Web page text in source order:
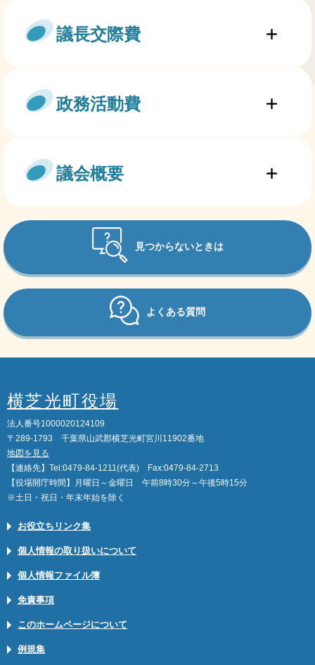
議長交際費
政務活動費
議会概要
見つからないときは
よくある質問
横芝光町役場
法人番号1000020124109
〒289-1793 千葉県山武郡横芝光町宮川11902番地
地図を見る
【連絡先】Tel:0479-84-1211(代表) Fax:0479-84-2713
【役場開庁時間】月曜日～金曜日 午前8時30分～午後5時15分
※土日・祝日・年末年始を除く
お役立ちリンク集
個人情報の取り扱いについて
個人情報ファイル簿
免責事項
このホームページについて
例規集